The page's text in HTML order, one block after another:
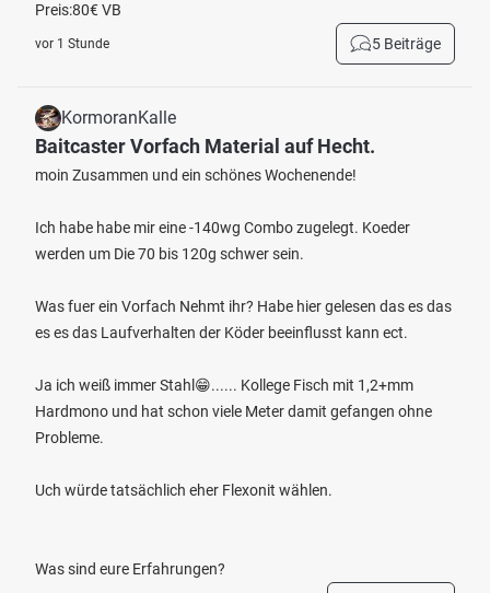
Preis:80€ VB
vor 1 Stunde 5 Beiträge
KormoranKalle
Baitcaster Vorfach Material auf Hecht.
moin Zusammen und ein schönes Wochenende!
Ich habe habe mir eine -140wg Combo zugelegt. Koeder
werden um Die 70 bis 120g schwer sein.
Was fuer ein Vorfach Nehmt ihr? Habe hier gelesen das es das
es es das Laufverhalten der Köder beeinflusst kann ect.
Ja ich weiß immer Stahl😁...... Kollege Fisch mit 1,2+mm
Hardmono und hat schon viele Meter damit gefangen ohne
Probleme.
Uch würde tatsächlich eher Flexonit wählen.
Was sind eure Erfahrungen?